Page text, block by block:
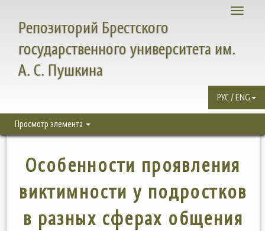
Toggle
Репозиторий Брестского
государственного университета им.
А. С. Пушкина
РУС / ENG
Просмотр элемента
Особенности проявления
виктимности у подростков
в разных сферах общения